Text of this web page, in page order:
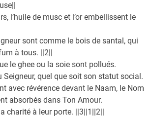
l’huile de musc et l’or embellissent le
sont comme le bois de santal, qui
à tous. ||2||
le ghee ou la soie sont pollués.
Seigneur, quel que soit son statut social.
avec révérence devant le Naam, le Nom
absorbés dans Ton Amour.
charité à leur porte. ||3||1||2||